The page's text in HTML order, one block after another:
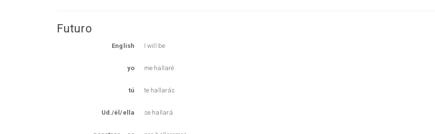
Futuro
English I will be
yo me hallaré
tú te hallarás
Ud./él/ella se hallará